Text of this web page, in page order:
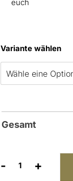
euch
Variante wählen
Gesamt
-
"Kindertisch"
+